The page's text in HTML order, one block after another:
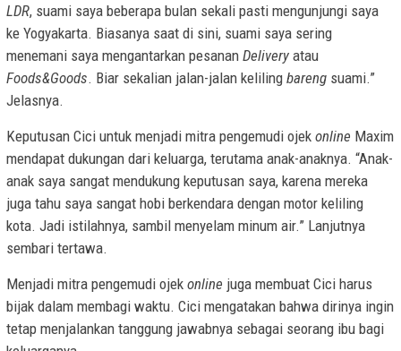
LDR, suami saya beberapa bulan sekali pasti mengunjungi saya
ke Yogyakarta. Biasanya saat di sini, suami saya sering
menemani saya mengantarkan pesanan Delivery atau
Foods&Goods. Biar sekalian jalan-jalan keliling bareng suami.”
Jelasnya.
Keputusan Cici untuk menjadi mitra pengemudi ojek online Maxim
mendapat dukungan dari keluarga, terutama anak-anaknya. “Anak-
anak saya sangat mendukung keputusan saya, karena mereka
juga tahu saya sangat hobi berkendara dengan motor keliling
kota. Jadi istilahnya, sambil menyelam minum air.” Lanjutnya
sembari tertawa.
Menjadi mitra pengemudi ojek online juga membuat Cici harus
bijak dalam membagi waktu. Cici mengatakan bahwa dirinya ingin
tetap menjalankan tanggung jawabnya sebagai seorang ibu bagi